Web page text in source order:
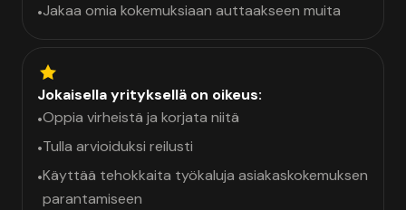
•Jakaa omia kokemuksiaan auttaakseen muita
Jokaisella yrityksellä on oikeus:
•Oppia virheistä ja korjata niitä
•Tulla arvioiduksi reilusti
•Käyttää tehokkaita työkaluja asiakaskokemuksen
parantamiseen